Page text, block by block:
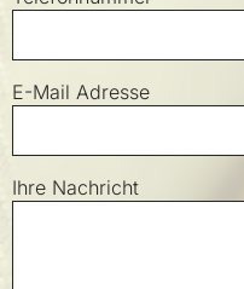
E-Mail Adresse
Ihre Nachricht